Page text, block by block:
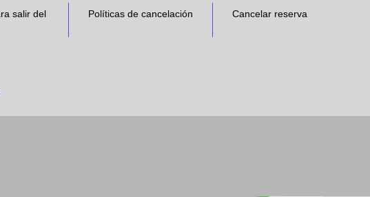
salir del
Políticas de cancelación Cancelar reserva